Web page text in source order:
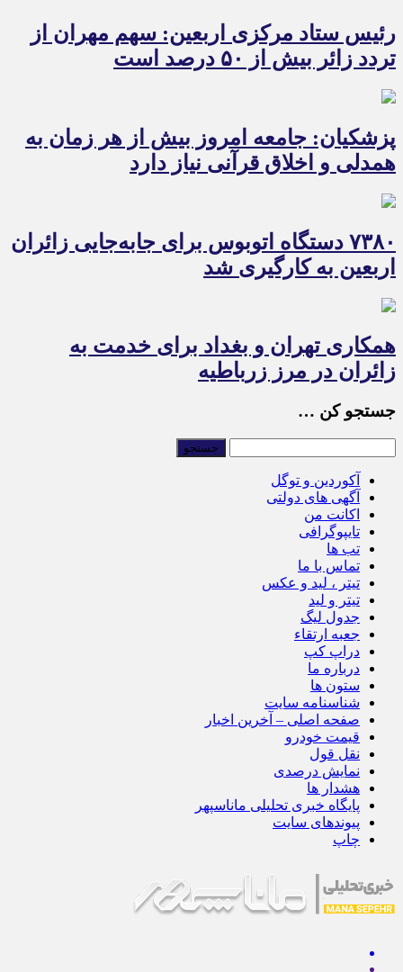
رئیس ستاد مرکزی اربعین: سهم مهران از
تردد زائر بیش از ۵۰ درصد است
پزشکیان: جامعه امروز بیش از هر زمان به
همدلی و اخلاق قرآنی نیاز دارد
۷۳۸۰ دستگاه اتوبوس برای جابه‌جایی زائران
اربعین به‌ کارگیری شد
همکاری تهران و بغداد برای خدمت به
زائران در مرز زرباطیه
جستجو کن …
آکوردین و توگل
آگهی های دولتی
اکانت من
تایپوگرافی
تب ها
تماس با ما
تیتر ، لید و عکس
تیتر و لید
جدول لیگ
جعبه ارتقاء
دراپ کپ
درباره ما
ستون ها
شناسنامه سایت
صفحه اصلی – آخرین اخبار
قیمت خودرو
نقل قول
نمایش درصدی
هشدار ها
پایگاه خبری تحلیلی ماناسپهر
پیوندهای سایت
چاپ